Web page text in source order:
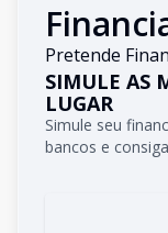
Pretende
SIMULE AS
LUGAR
Simule seu
bancos e